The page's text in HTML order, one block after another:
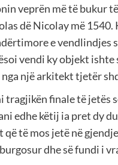
veprën më të bukur
dë Nicolay më
e vendlindjes
vendi ky objekt
nga një arkitekt tjetër
tragjikën finale të jetës
edhe këtij ia pret dy
të mos jetë në
dhe së fundi i